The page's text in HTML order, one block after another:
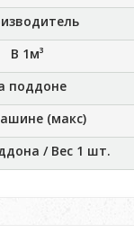
В 1м³
поддоне
(макс)
/ Вес 1 шт.